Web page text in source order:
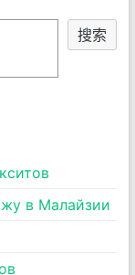
搜索
в Малайзии